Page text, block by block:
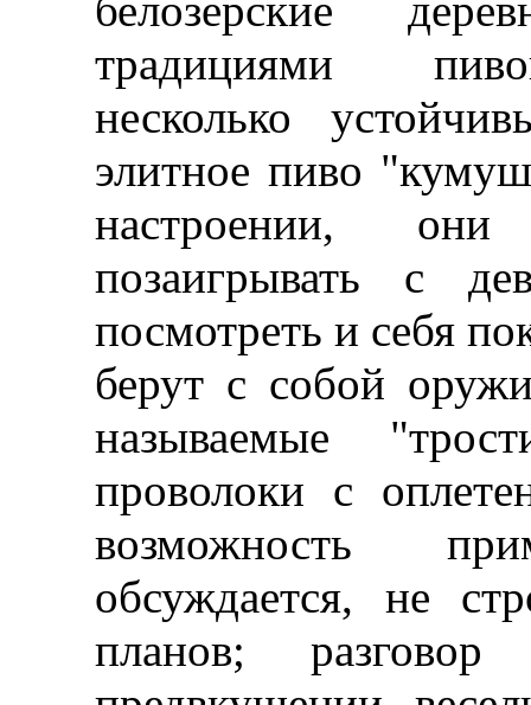
белозерские
традициями
несколько
элитное пиво
настроении, они
позаигрывать с
посмотреть и себя
берут с собой
называемые
проволоки с
возможность
обсуждается, не
планов;